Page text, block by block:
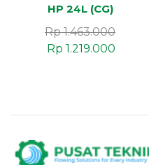
HP 24L (CG)
Rp1.463.000
Rp 1.219.000